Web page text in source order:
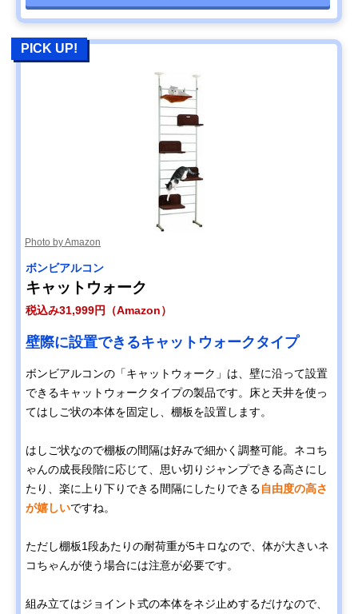
PICK UP!
Photo by Amazon
ボンビアルコン
キャットウォーク
税込み31,999円（Amazon）
壁際に設置できるキャットウォークタイプ
ボンビアルコンの「キャットウォーク」は、壁に沿って設置
できるキャットウォークタイプの製品です。床と天井を使っ
てはしご状の本体を固定し、棚板を設置します。
はしご状なので棚板の間隔は好みで細かく調整可能。ネコち
ゃんの成長段階に応じて、思い切りジャンプできる高さにし
たり、楽に上り下りできる間隔にしたりできる自由度の高さ
が嬉しいですね。
ただし棚板1段あたりの耐荷重が5キロなので、体が大きいネ
コちゃんが使う場合には注意が必要です。
組み立てはジョイント式の本体をネジ止めするだけなので、